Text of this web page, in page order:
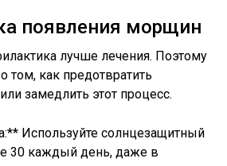
появления морщин
лучше лечения. Поэтому
том, как предотвратить
замедлить этот процесс.
Используйте солнцезащитный
30 каждый день, даже в